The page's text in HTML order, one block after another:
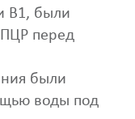
B1, были
перед
были
воды под